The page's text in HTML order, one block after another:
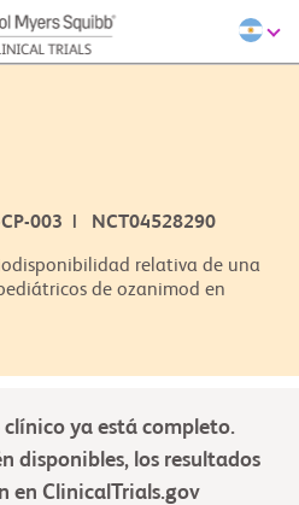
CP-003 | NCT04528290
relativa de una
de ozanimod en
clínico ya está completo.
disponibles, los resultados
en ClinicalTrials.gov